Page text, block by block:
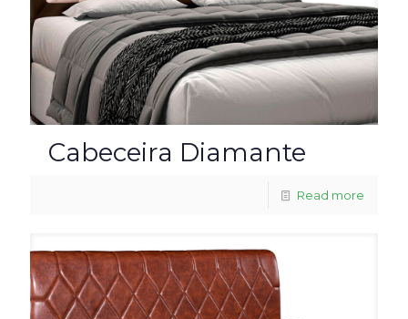
Cabeceira Diamante
Read more